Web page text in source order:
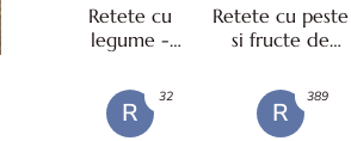
Retete cu
legume -
Retete cu peste
si fructe de
R
32
R
389